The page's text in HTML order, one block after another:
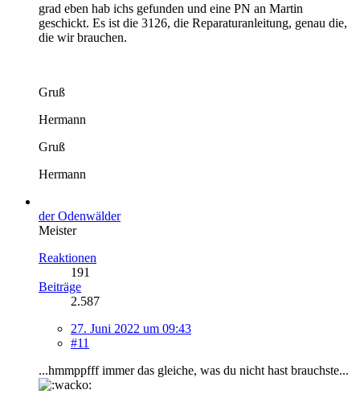
grad eben hab ichs gefunden und eine PN an Martin
geschickt. Es ist die 3126, die Reparaturanleitung, genau die,
die wir brauchen.
Gruß
Hermann
Gruß
Hermann
der Odenwälder
Meister
Reaktionen
191
Beiträge
2.587
27. Juni 2022 um 09:43
#11
...hmmppfff immer das gleiche, was du nicht hast brauchste...